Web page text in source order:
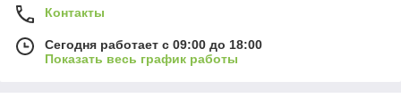
Контакты
Сегодня работает с 09:00 до 18:00
Показать весь график работы